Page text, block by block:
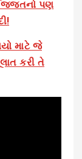
પણ
માટે જે
કરી તે